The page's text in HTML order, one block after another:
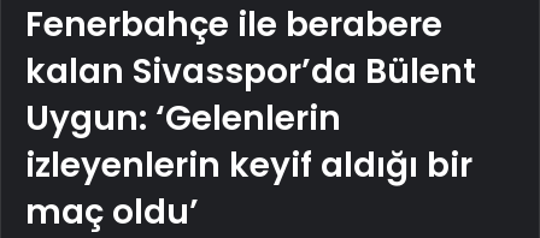
Fenerbahçe ile berabere
kalan Sivasspor’da Bülent
Uygun: ‘Gelenlerin
izleyenlerin keyif aldığı bir
maç oldu’